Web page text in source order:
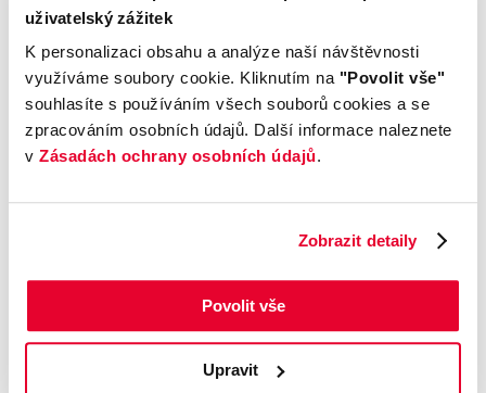
uživatelský zážitek
K personalizaci obsahu a analýze naší návštěvnosti
využíváme soubory cookie. Kliknutím na "Povolit vše"
souhlasíte s používáním všech souborů cookies a se
zpracováním osobních údajů. Další informace naleznete
v Zásadách ochrany osobních údajů.
Zobrazit detaily
Povolit vše
Upravit
Reprezentativní příklad pro
Volkswagen Caddy
Cena vozu:
884 990 Kč